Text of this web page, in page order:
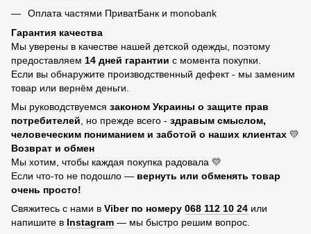
Оплата частями ПриватБанк и monobank
Гарантия качества
Мы уверены в качестве нашей детской одежды, поэтому
предоставляем 14 дней гарантии с момента покупки.
Если вы обнаружите производственный дефект - мы заменим
товар или вернём деньги.
Мы руководствуемся законом Украины о защите прав
потребителей , но прежде всего - здравым смыслом,
человеческим пониманием и заботой о наших клиентах 💛
Возврат и обмен
Мы хотим, чтобы каждая покупка радовала 💛
Если что-то не подошло — вернуть или обменять товар
очень просто!
Свяжитесь с нами в Viber по номеру 068 112 10 24 или
напишите в Instagram — мы быстро решим вопрос.